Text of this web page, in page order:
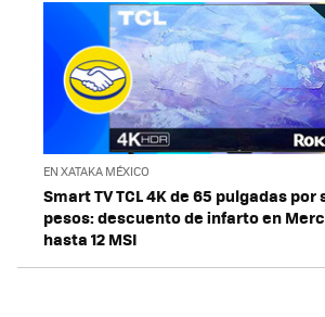
EN XATAKA MÉXICO
Smart TV TCL 4K de 65 pulgadas por
pesos: descuento de infarto en
hasta 12 MSI